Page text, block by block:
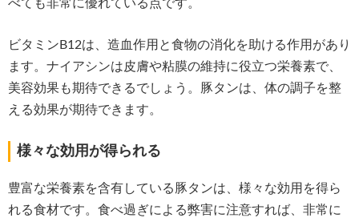
べても非常に優れている点です。
ビタミンB12は、造血作用と食物の消化を助ける作用があり
ます。ナイアシンは皮膚や粘膜の維持に役立つ栄養素で、
美容効果も期待できるでしょう。豚タンは、体の調子を整
える効果が期待できます。
様々な効用が得られる
豊富な栄養素を含有している豚タンは、様々な効用を得ら
れる食材です。食べ過ぎによる弊害に注意すれば、非常に